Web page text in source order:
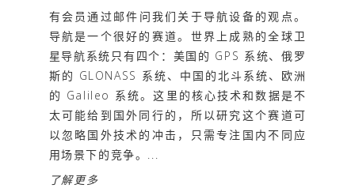
有会员通过邮件问我们关于导航设备的观点。
导航是一个很好的赛道。世界上成熟的全球卫
星导航系统只有四个：美国的 GPS 系统、俄罗
斯的 GLONASS 系统、中国的北斗系统、欧洲
的 Galileo 系统。这里的核心技术和数据是不
太可能给到国外同行的，所以研究这个赛道可
以忽略国外技术的冲击，只需专注国内不同应
用场景下的竞争。...
了解更多